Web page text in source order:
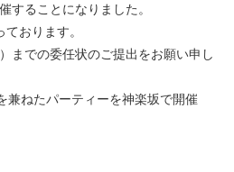
することになりました。
おります。
までの委任状のご提出をお願い申し
兼ねたパーティーを神楽坂で開催